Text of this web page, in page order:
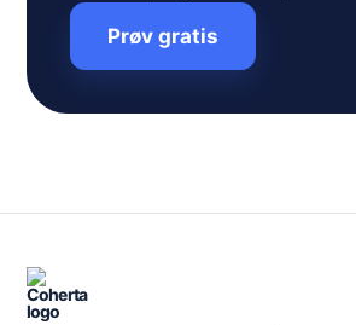
Prøv gratis